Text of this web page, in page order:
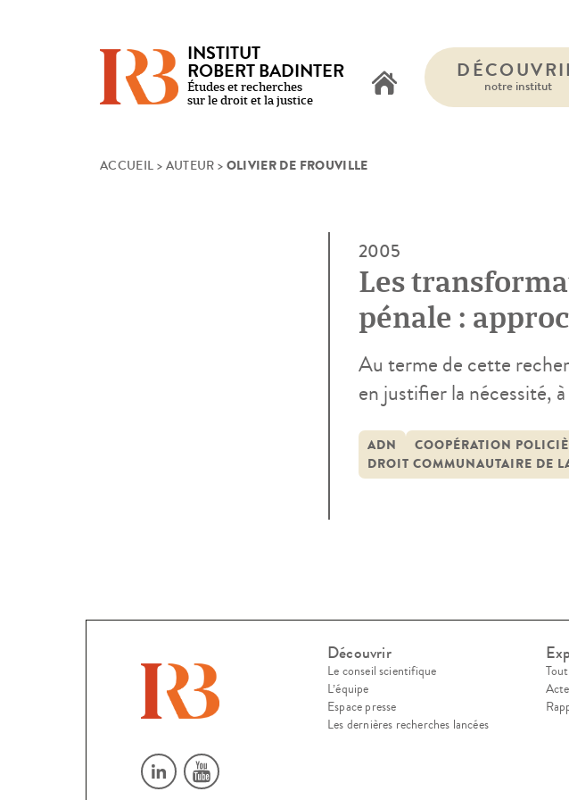
INSTITUT
ROBERT BADINTER
Études et recherches
sur le droit et la justice
notre institut
ACCUEIL > AUTEUR > OLIVIER DE FROUVILLE
2005
Les
pénale :
Au terme de cette
en justifier la nécessité,
nouvelles technologies.
nombre d’ajustements
ADN COOPÉRATION
DROIT COMMUNAUTAIRE DE
Découvrir
Le conseil scientifique
L’équipe
Espace presse
Les dernières recherches lancées